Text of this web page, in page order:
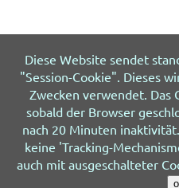
Diese Website sendet
"Session-Cookie". Dieses
Zwecken verwendet. Das
sobald der Browser
nach 20 Minuten
keine 'Tracking-
auch mit ausgeschalteter